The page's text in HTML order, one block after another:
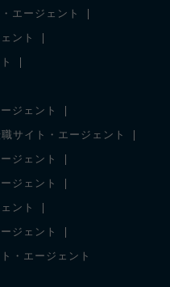
エージェント
ント
ジェント
サイト・エージェント
ジェント
ジェント
ント
ジェント
・エージェント